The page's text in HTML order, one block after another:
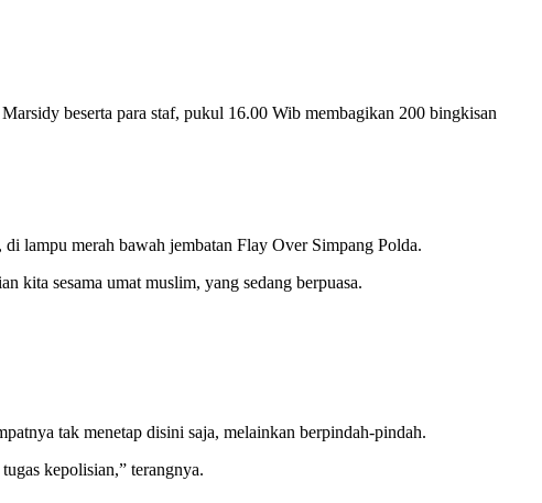
beserta para staf, pukul 16.00 Wib membagikan 200 bingkisan
lampu merah bawah jembatan Flay Over Simpang Polda.
kita sesama umat muslim, yang sedang berpuasa.
tak menetap disini saja, melainkan berpindah-pindah.
kepolisian,” terangnya.